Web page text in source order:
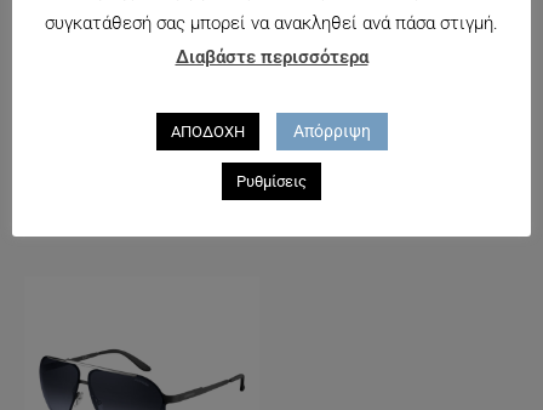
συγκατάθεσή σας μπορεί να ανακληθεί ανά πάσα στιγμή.
Διαβάστε περισσότερα
ΑΠΟΔΟΧΗ Απόρριψη
Ρυθμίσεις